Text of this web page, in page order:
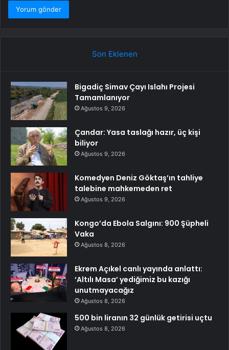
Son Eklenen
Bigadiç Simav Çayı Islahı Projesi
Tamamlanıyor
Ağustos 9, 2026
Çandar: Yasa taslağı hazır, üç kişi
biliyor
Ağustos 9, 2026
Komedyen Deniz Göktaş’ın tahliye
talebine mahkemeden ret
Ağustos 9, 2026
Kongo’da Ebola Salgını: 900 Şüpheli
Vaka
Ağustos 8, 2026
Ekrem Açıkel canlı yayında anlattı:
‘Altılı Masa’ yediğimiz bu kazığı
unutmayacağız
Ağustos 8, 2026
500 bin liranın 32 günlük getirisi uçtu
Ağustos 8, 2026